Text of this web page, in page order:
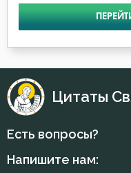
Нерадение
Плоть
Покаяние
Пост
Причастие
Цитаты
Есть вопросы?
Напишите нам: